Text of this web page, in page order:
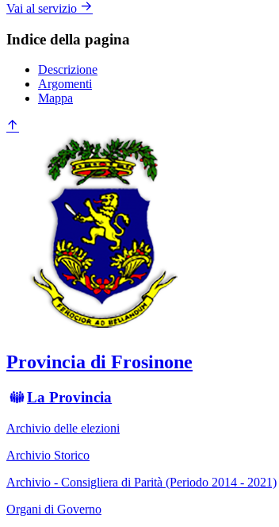
Vai al servizio
Indice della pagina
Descrizione
Argomenti
Mappa
Provincia di Frosinone
La Provincia
Archivio delle elezioni
Archivio Storico
Archivio - Consigliera di Parità (Periodo 2014 - 2021)
Organi di Governo